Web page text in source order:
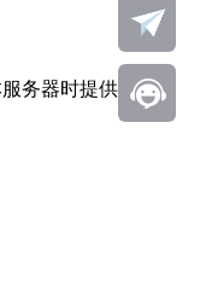
务器时提供一些有